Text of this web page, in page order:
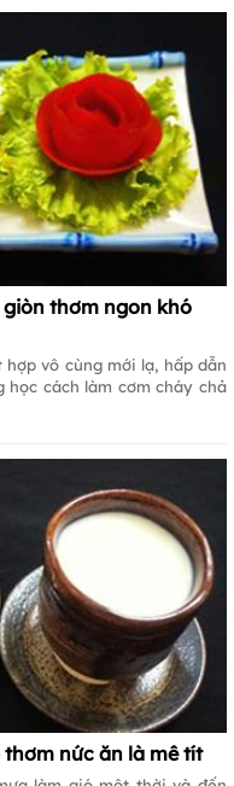
thơm ngon khó
vô cùng mới lạ, hấp dẫn
học cách làm cơm cháy chả
nức ăn là mê tít